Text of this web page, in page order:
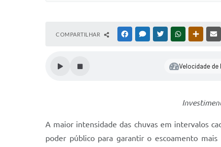
COMPARTILHAR FACEBOOKMESSENGER
TWITTERWHATSAPP
Velocidade de
A maior intensidade das chuvas em intervalos
poder público para garantir o escoamento